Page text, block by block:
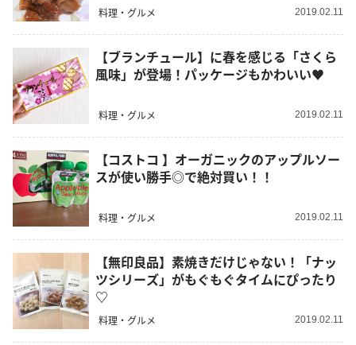
料理・グルメ 2019.02.11
【ブランチュール】に春を感じる「さくら
風味」が登場！パッケージもかわいい♥
料理・グルメ 2019.02.11
【コストコ 】オーガニックのアップルソー
スが使い勝手◎で絶対買い！！
料理・グルメ 2019.02.11
【無印良品】素焼きだけじゃない！「ナッ
ツシリーズ」がもぐもぐタイムにぴったり
♡
料理・グルメ 2019.02.11